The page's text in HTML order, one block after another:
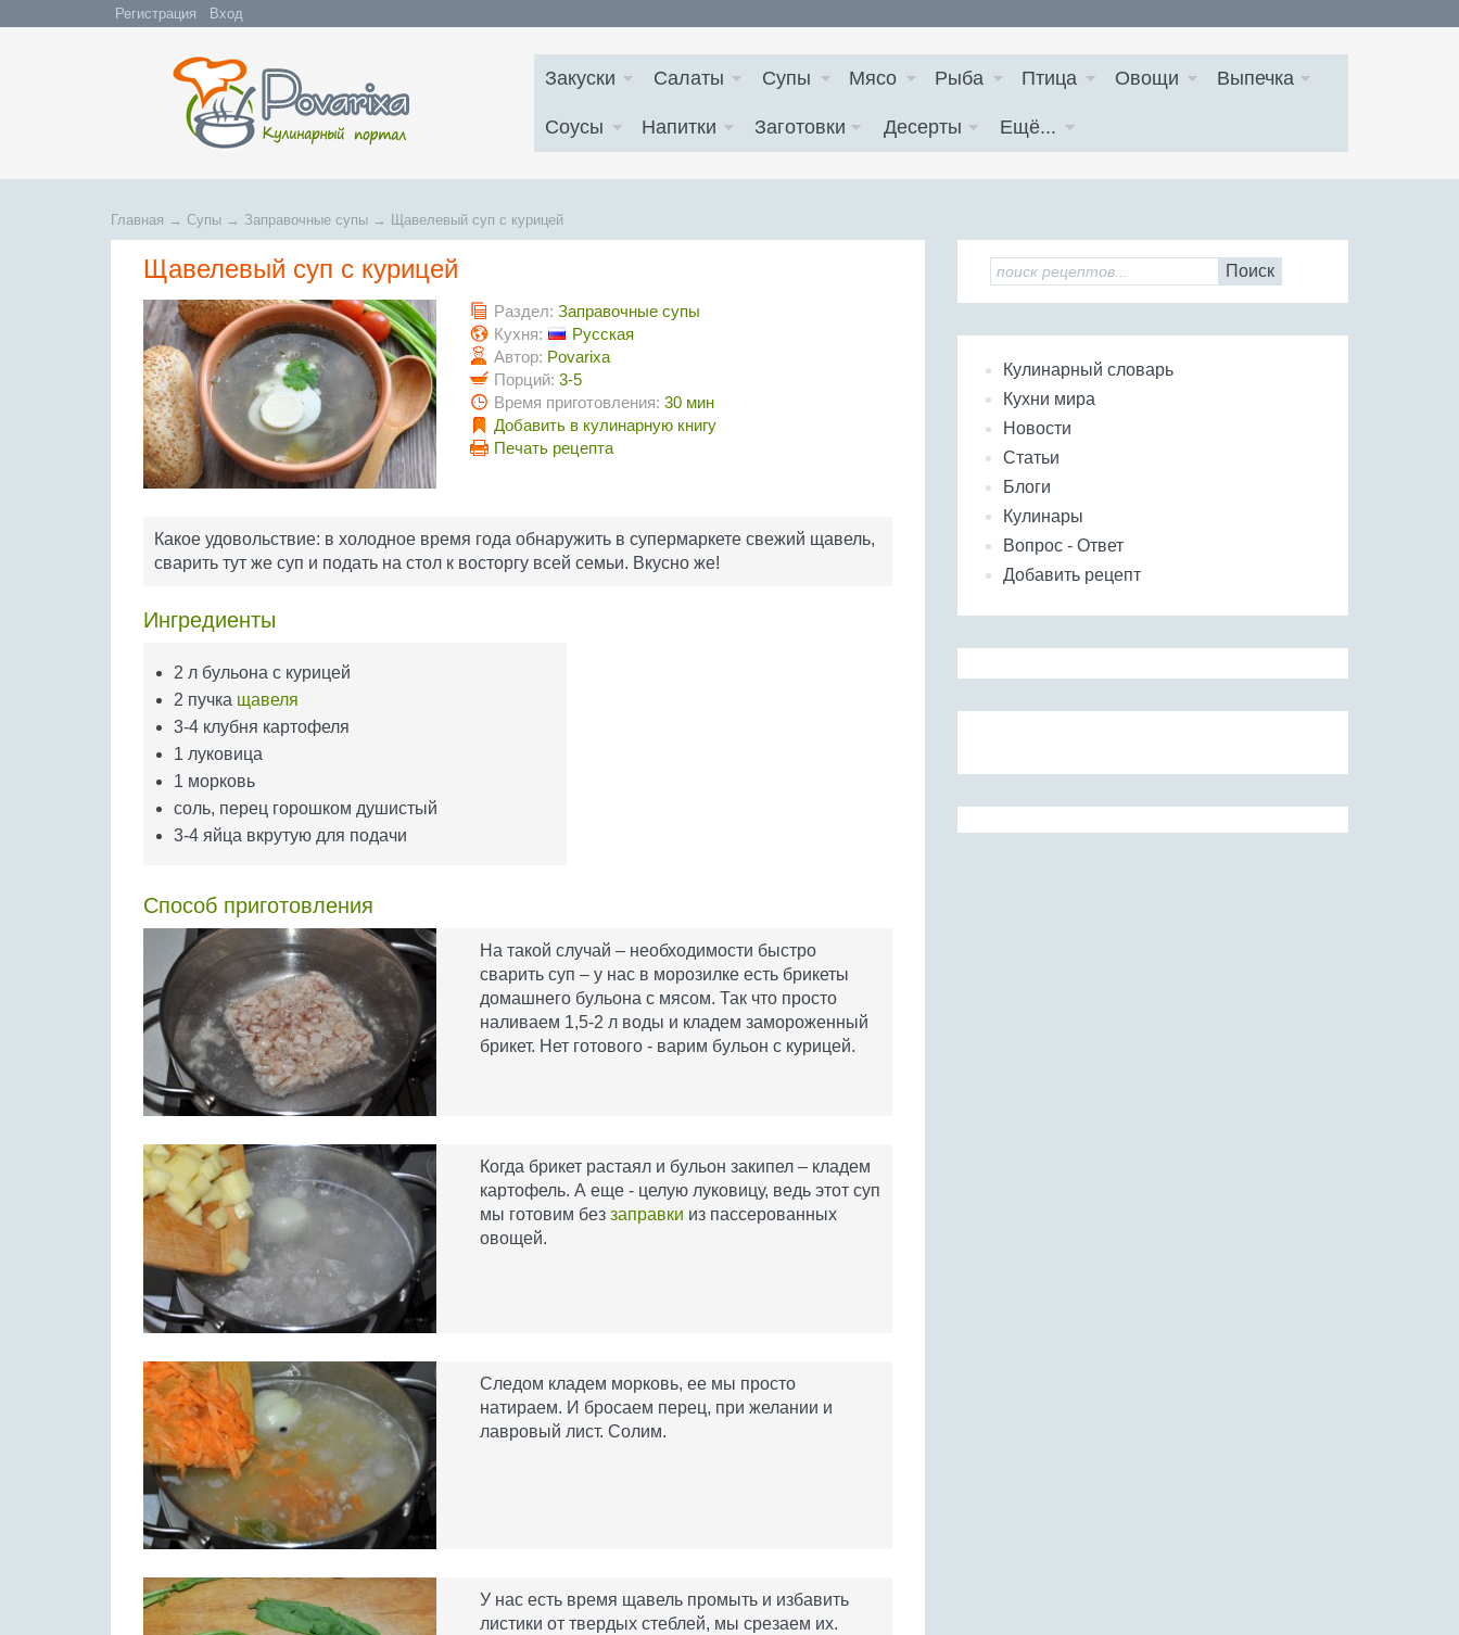
Регистрация Вход
Закуски Салаты Супы Мясо Рыба Птица Овощи Выпечка
Соусы Напитки Заготовки Десерты Ещё...
Главная → Супы → Заправочные супы → Щавелевый суп с курицей
Щавелевый суп с курицей
Раздел: Заправочные супы
Кухня:
Русская
Автор: Povarixa
Порций: 3-5
Время приготовления: 30 мин
Добавить в кулинарную книгу
Печать рецепта
Какое удовольствие: в холодное время года обнаружить в супермаркете свежий щавель,
сварить тут же суп и подать на стол к восторгу всей семьи. Вкусно же!
Ингредиенты
2 л бульона с курицей
2 пучка щавеля
3-4 клубня картофеля
1 луковица
1 морковь
соль, перец горошком душистый
3-4 яйца вкрутую для подачи
Способ приготовления
На такой случай – необходимости быстро
сварить суп – у нас в морозилке есть брикеты
домашнего бульона с мясом. Так что просто
наливаем 1,5-2 л воды и кладем замороженный
брикет. Нет готового - варим бульон с курицей.
Когда брикет растаял и бульон закипел – кладем
картофель. А еще - целую луковицу, ведь этот суп
мы готовим без заправки из пассерованных
овощей.
Следом кладем морковь, ее мы просто
натираем. И бросаем перец, при желании и
лавровый лист. Солим.
У нас есть время щавель промыть и избавить
листики от твердых стеблей, мы срезаем их.
Поиск
Кулинарный словарь
Кухни мира
Новости
Статьи
Блоги
Кулинары
Вопрос - Ответ
Добавить рецепт